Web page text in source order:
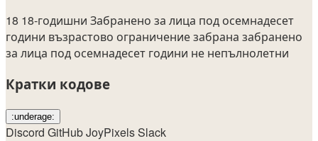
18 18-годишни Забранено за лица под осемнадесет
години възрастово ограничениезабрана забранено
за лица под осемнадесет години не непълнолетни
Кратки кодове
:underage:
Discord GitHubJoyPixelsSlack